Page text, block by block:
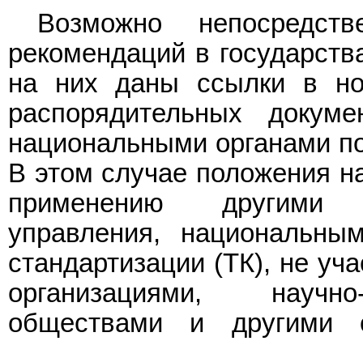
Возможно
рекомендаций в
на них даны ссылки в
распорядительных
национальными органами
В этом случае положения
применению другими
управления,
стандартизации (ТК), не
организациями,
обществами и другими